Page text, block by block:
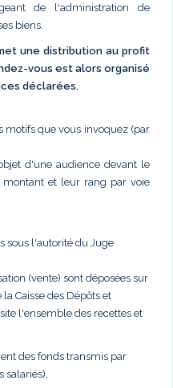
de l'administration de
biens.
une distribution au profit
vous est alors organisé
déclarées.
motifs que vous invoquez (par
d'une audience devant le
et leur rang par voie
sous l'autorité du Juge
(vente) sont déposées sur
Caisse des Dépôts et
l'ensemble des recettes et
des fonds transmis par
salariés),